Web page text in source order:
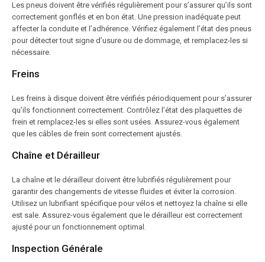
Les pneus doivent être vérifiés régulièrement pour s’assurer qu’ils sont
correctement gonflés et en bon état. Une pression inadéquate peut
affecter la conduite et l’adhérence. Vérifiez également l’état des pneus
pour détecter tout signe d’usure ou de dommage, et remplacez-les si
nécessaire.
Freins
Les freins à disque doivent être vérifiés périodiquement pour s’assurer
qu’ils fonctionnent correctement. Contrôlez l’état des plaquettes de
frein et remplacez-les si elles sont usées. Assurez-vous également
que les câbles de frein sont correctement ajustés.
Chaîne et Dérailleur
La chaîne et le dérailleur doivent être lubrifiés régulièrement pour
garantir des changements de vitesse fluides et éviter la corrosion.
Utilisez un lubrifiant spécifique pour vélos et nettoyez la chaîne si elle
est sale. Assurez-vous également que le dérailleur est correctement
ajusté pour un fonctionnement optimal.
Inspection Générale